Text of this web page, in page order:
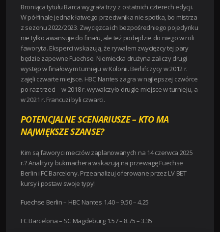
Broniąca tytułu Barca wygrała trzy z ostatnich czterech edycji.
W półfinale jednak łatwego przeciwnika nie spotka, bo mistrza
z sezonu 2022/2023. Zwycięzca ich bezpośredniego pojedynku
nie tylko awansuje do finału, ale też podejdzie do niego w roli
faworyta. Eksperci wskazują, że rywalem zwycięzcy tej pary
będzie zapewne Fuechse. Niemiecka drużyna zaliczy drugi
występ w finałowym turnieju w Kolonii. Berlińczycy w 2012 r.
zajęli czwarte miejsce. HBC Nantes zagra w najlepszej czwórce
po raz trzeci – w 2018 r. wywalczyło drugie miejsce w turnieju, a
w 2021 r. Francuzi byli czwarci.
POTENCJALNE SCENARIUSZE – KTO MA
NAJWIĘKSZE SZANSE?
Kim są faworyci meczów zaplanowanych na 14 czerwca 2025
r.? Analitycy bukmachera wskazują na przewagę Fuechse
Berlin i FC Barcelony. Przeanalizuj oferowane przez LV BET
kursy i postaw swoje typy!
Fuechse Berlin – HBC Nantes 1.40 – 9.50 – 4.25
FC Barcelona – SC Magdeburg 1.57 – 8.75 – 3.35